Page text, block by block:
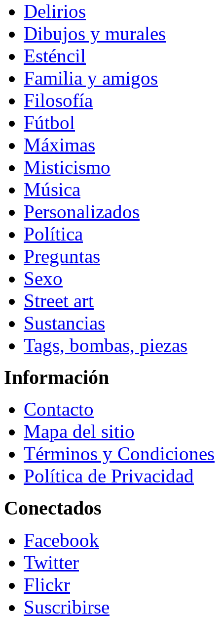
Delirios
Dibujos y murales
Esténcil
Familia y amigos
Filosofía
Fútbol
Máximas
Misticismo
Música
Personalizados
Política
Preguntas
Sexo
Street art
Sustancias
Tags, bombas, piezas
Información
Contacto
Mapa del sitio
Términos y Condiciones
Política de Privacidad
Conectados
Facebook
Twitter
Flickr
Suscribirse